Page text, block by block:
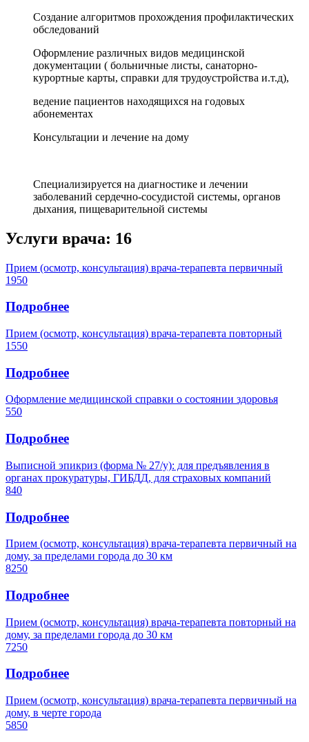
Создание алгоритмов прохождения профилактических
обследований
Оформление различных видов медицинской
документации ( больничные листы, санаторно-
курортные карты, справки для трудоустройства и.т.д),
ведение пациентов находящихся на годовых
абонементах
Консультации и лечение на дому
Специализируется на диагностике и лечении
заболеваний сердечно-сосудистой системы, органов
дыхания, пищеварительной системы
Услуги врача: 16
Прием (осмотр, консультация) врача-терапевта первичный
1950
Подробнее
Прием (осмотр, консультация) врача-терапевта повторный
1550
Подробнее
Оформление медицинской справки о состоянии здоровья
550
Подробнее
Выписной эпикриз (форма № 27/у): для предъявления в
органах прокуратуры, ГИБДД, для страховых компаний
840
Подробнее
Прием (осмотр, консультация) врача-терапевта первичный на
дому, за пределами города до 30 км
8250
Подробнее
Прием (осмотр, консультация) врача-терапевта повторный на
дому, за пределами города до 30 км
7250
Подробнее
Прием (осмотр, консультация) врача-терапевта первичный на
дому, в черте города
5850